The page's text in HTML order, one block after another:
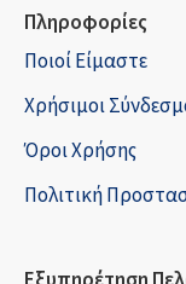
Πληροφορίες
Ποιοί Είμαστε
Χρήσιμοι
Όροι Χρήσης
Πολιτική